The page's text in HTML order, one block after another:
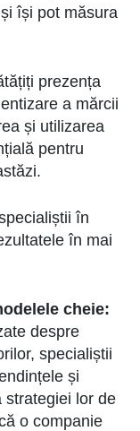
își pot măsura
prezența
a mărcii
și utilizarea
pentru
în
în mai
cheie:
despre
specialiștii
și
strategiei lor de
o companie